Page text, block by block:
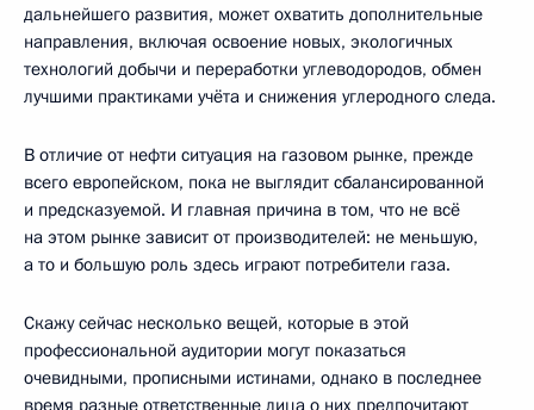
дальнейшего развития, может охватить дополнительные
направления, включая освоение новых, экологичных
технологий добычи и переработки углеводородов, обмен
лучшими практиками учёта и снижения углеродного следа.
В отличие от нефти ситуация на газовом рынке, прежде
всего европейском, пока не выглядит сбалансированной
и предсказуемой. И главная причина в том, что не всё
на этом рынке зависит от производителей: не меньшую,
а то и большую роль здесь играют потребители газа.
Скажу сейчас несколько вещей, которые в этой
профессиональной аудитории могут показаться
очевидными, прописными истинами, однако в последнее
время разные ответственные лица о них предпочитают